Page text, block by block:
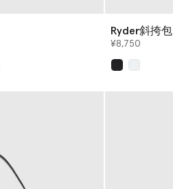
Ryder斜挎包
¥8,750